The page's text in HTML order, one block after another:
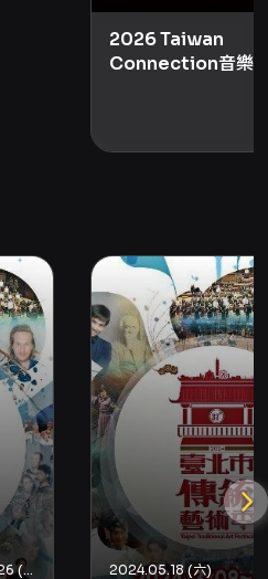
成熟並陳的編制、橫跨經
提供一場既溫暖又具層次
。演出過程中嚴禁錄音及
： - 網路購票：支援信用
分折扣如需使用文化幣折
- 分銷點購買：接受現金或
7-ELEVEN ibon、全家
ET（僅提供電腦自動選
訂購與領取 8 張票券；每
付 10 元手續費。 - 取票方式
為準，取票方式僅能擇一，
購買。 - 部分單位提供電子
供電子票，請依系統與頁面
電子票，為維護觀賞權益請
與換票規定： - 退票期限：
前（不含演出日）辦理，逾
續費：每張退票收取票面
2026 Taiwan
Connection音樂
2024.05.25 (六) - 2024.05.26 (日)
2024.05.18 (六)